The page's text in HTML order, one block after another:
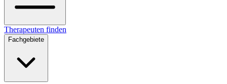
Therapeuten finden
Fachgebiete